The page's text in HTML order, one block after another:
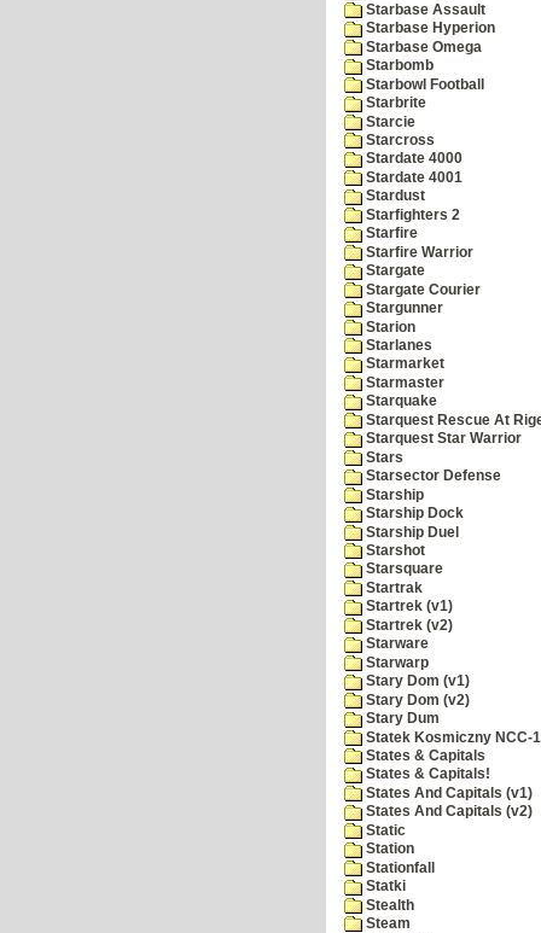
Starbase Assault
Starbase Hyperion
Starbase Omega
Starbomb
Starbowl Football
Starbrite
Starcie
Starcross
Stardate 4000
Stardate 4001
Stardust
Starfighters 2
Starfire
Starfire Warrior
Stargate
Stargate Courier
Stargunner
Starion
Starlanes
Starmarket
Starmaster
Starquake
Starquest Rescue At
Starquest Star Warrior
Stars
Starsector Defense
Starship
Starship Dock
Starship Duel
Starshot
Starsquare
Startrak
Startrek (v1)
Startrek (v2)
Starware
Starwarp
Stary Dom (v1)
Stary Dom (v2)
Stary Dum
Statek Kosmiczny NCC-
States & Capitals
States & Capitals!
States And Capitals (v1)
States And Capitals (v2)
Static
Station
Stationfall
Statki
Stealth
Steam